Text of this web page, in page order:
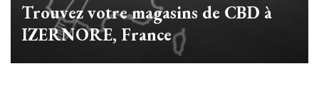
Trouvez votre magasins de CBD à
IZERNORE, France